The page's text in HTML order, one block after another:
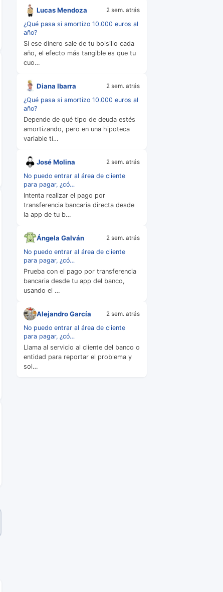
Lucas Mendoza 2 sem. atrás
¿Qué pasa si amortizo 10.000 euros al
año?
Si ese dinero sale de tu bolsillo cada
año, el efecto más tangible es que tu
cuo…
Diana Ibarra 2 sem. atrás
¿Qué pasa si amortizo 10.000 euros al
año?
Depende de qué tipo de deuda estés
amortizando, pero en una hipoteca
variable tí…
José Molina 2 sem. atrás
No puedo entrar al área de cliente
para pagar, ¿có…
Intenta realizar el pago por
transferencia bancaria directa desde
la app de tu b…
Ángela Galván 2 sem. atrás
No puedo entrar al área de cliente
para pagar, ¿có…
Prueba con el pago por transferencia
bancaria desde tu app del banco,
usando el …
Alejandro García 2 sem. atrás
No puedo entrar al área de cliente
para pagar, ¿có…
Llama al servicio al cliente del banco o
entidad para reportar el problema y
sol…